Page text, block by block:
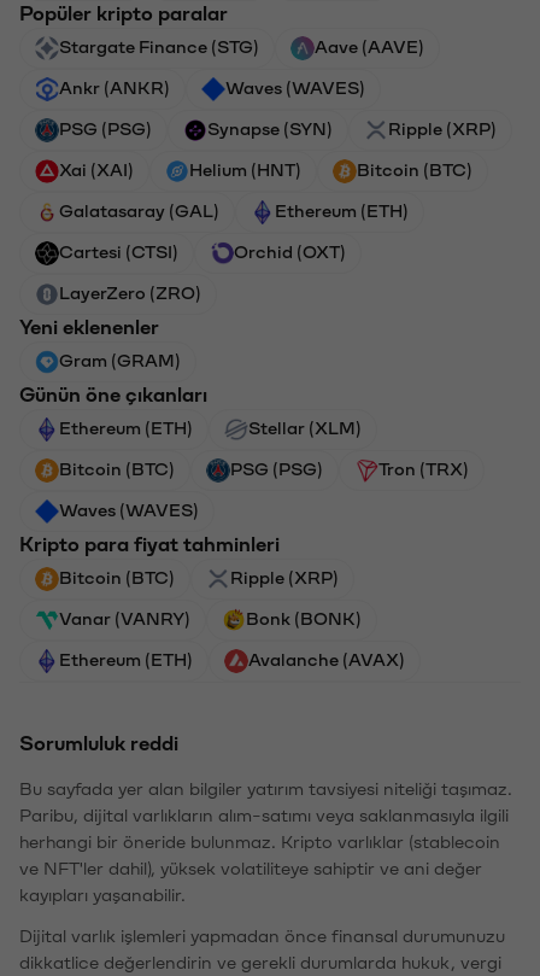
Popüler kripto paralar
Stargate Finance (STG) Aave (AAVE)
Ankr (ANKR) Waves (WAVES)
PSG (PSG) Synapse (SYN) Ripple (XRP)
Xai (XAI) Helium (HNT) Bitcoin (BTC)
Galatasaray (GAL) Ethereum (ETH)
Cartesi (CTSI) Orchid (OXT)
LayerZero (ZRO)
Yeni eklenenler
Gram (GRAM)
Günün öne çıkanları
Ethereum (ETH) Stellar (XLM)
Bitcoin (BTC) PSG (PSG) Tron (TRX)
Waves (WAVES)
Kripto para fiyat tahminleri
Bitcoin (BTC) Ripple (XRP)
Vanar (VANRY) Bonk (BONK)
Ethereum (ETH) Avalanche (AVAX)
Sorumluluk reddi
Bu sayfada yer alan bilgiler yatırım tavsiyesi niteliği taşımaz.
Paribu, dijital varlıkların alım-satımı veya saklanmasıyla ilgili
herhangi bir öneride bulunmaz. Kripto varlıklar (stablecoin
ve NFT'ler dahil), yüksek volatiliteye sahiptir ve ani değer
kayıpları yaşanabilir.
Dijital varlık işlemleri yapmadan önce finansal durumunuzu
dikkatlice değerlendirin ve gerekli durumlarda hukuk, vergi